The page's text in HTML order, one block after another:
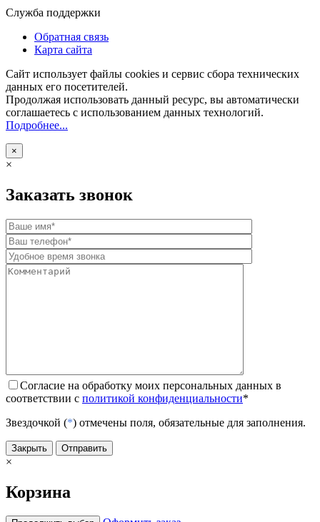
Служба поддержки
Обратная связь
Карта сайта
Сайт использует файлы cookies и сервис сбора технических
данных его посетителей.
Продолжая использовать данный ресурс, вы автоматически
соглашаетесь с использованием данных технологий.
Подробнее...
×
×
Заказать звонок
Согласие на обработку моих персональных данных в
соответствии с политикой конфиденциальности*
Звездочкой (*) отмечены поля, обязательные для заполнения.
Закрыть Отправить
×
Корзина